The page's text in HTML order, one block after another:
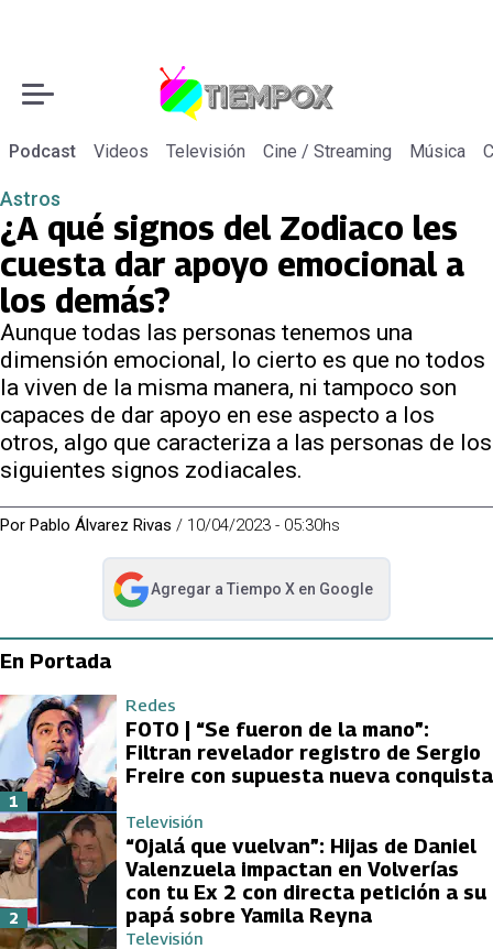
Podcast Videos Televisión Cine / Streaming Música
Astros
¿A qué signos del Zodiaco les
cuesta dar apoyo emocional a
los demás?
Aunque todas las personas tenemos una
dimensión emocional, lo cierto es que no todos
la viven de la misma manera, ni tampoco son
capaces de dar apoyo en ese aspecto a los
otros, algo que caracteriza a las personas de los
siguientes signos zodiacales.
Por Pablo Álvarez Rivas / 10/04/2023 - 05:30hs
Agregar a Tiempo Xen Google
abre en nueva pestaña
En Portada
Redes
FOTO | “Se fueron de la mano”:
Filtran revelador registro de Sergio
Freire con supuesta nueva conquista
1
Televisión
“Ojalá que vuelvan”: Hijas de Daniel
Valenzuela impactan en Volverías
con tu Ex 2 con directa petición a su
papá sobre Yamila Reyna
2
Televisión